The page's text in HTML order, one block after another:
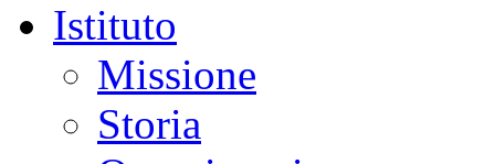
Istituto
Missione
Storia